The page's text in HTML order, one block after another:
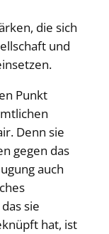
die sich
und
Punkt
Denn sie
gegen das
auch
sie
hat, ist